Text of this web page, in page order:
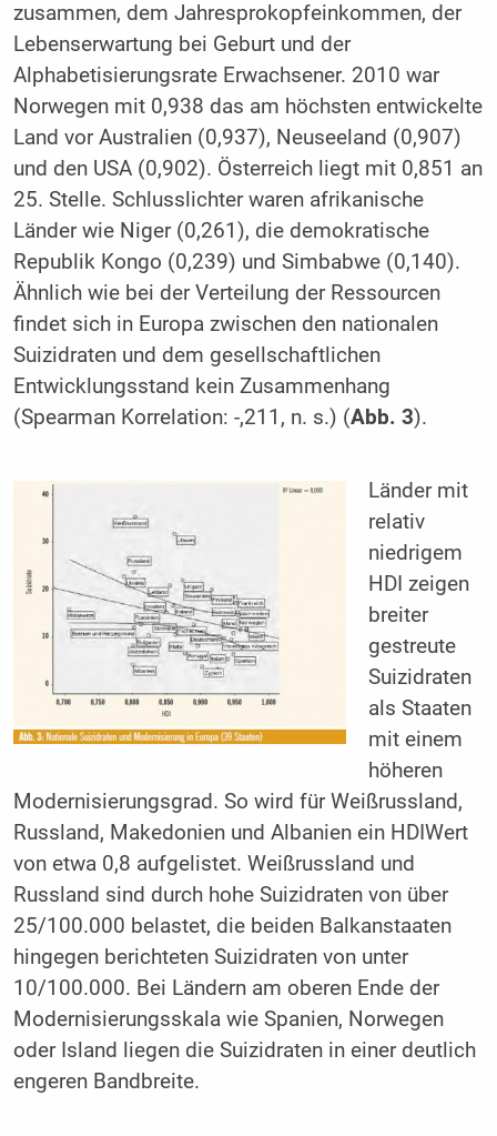
zusammen, dem Jahresprokopfeinkommen, der
Lebenserwartung bei Geburt und der
Alphabetisierungsrate Erwachsener. 2010 war
Norwegen mit 0,938 das am höchsten entwickelte
Land vor Australien (0,937), Neuseeland (0,907)
und den USA (0,902). Österreich liegt mit 0,851 an
25. Stelle. Schlusslichter waren afrikanische
Länder wie Niger (0,261), die demokratische
Republik Kongo (0,239) und Simbabwe (0,140).
Ähnlich wie bei der Verteilung der Ressourcen
findet sich in Europa zwischen den nationalen
Suizidraten und dem gesellschaftlichen
Entwicklungsstand kein Zusammenhang
(Spearman Korrelation: -,211, n. s.) (Abb. 3).
Länder mit
relativ
niedrigem
HDI zeigen
breiter
gestreute
Suizidraten
als Staaten
mit einem
höheren
Modernisierungsgrad. So wird für Weißrussland,
Russland, Makedonien und Albanien ein HDIWert
von etwa 0,8 aufgelistet. Weißrussland und
Russland sind durch hohe Suizidraten von über
25/100.000 belastet, die beiden Balkanstaaten
hingegen berichteten Suizidraten von unter
10/100.000. Bei Ländern am oberen Ende der
Modernisierungsskala wie Spanien, Norwegen
oder Island liegen die Suizidraten in einer deutlich
engeren Bandbreite.